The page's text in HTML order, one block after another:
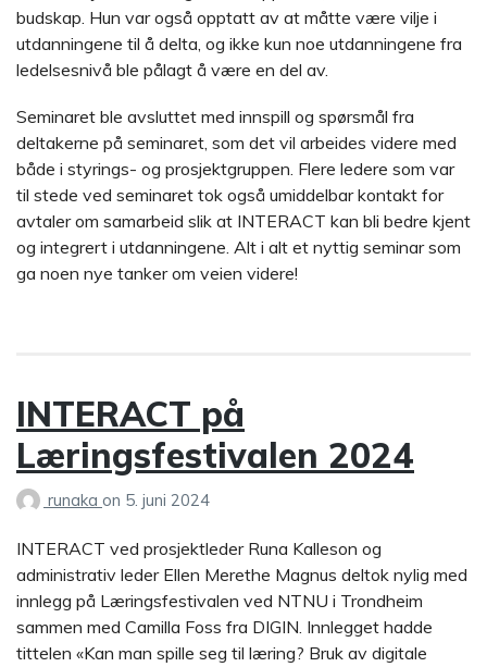
budskap. Hun var også opptatt av at måtte være vilje i
utdanningene til å delta, og ikke kun noe utdanningene fra
ledelsesnivå ble pålagt å være en del av.
Seminaret ble avsluttet med innspill og spørsmål fra
deltakerne på seminaret, som det vil arbeides videre med
både i styrings- og prosjektgruppen. Flere ledere som var
til stede ved seminaret tok også umiddelbar kontakt for
avtaler om samarbeid slik at INTERACT kan bli bedre kjent
og integrert i utdanningene. Alt i alt et nyttig seminar som
ga noen nye tanker om veien videre!
INTERACT på
Læringsfestivalen 2024
runaka on 5. juni 2024
INTERACT ved prosjektleder Runa Kalleson og
administrativ leder Ellen Merethe Magnus deltok nylig med
innlegg på Læringsfestivalen ved NTNU i Trondheim
sammen med Camilla Foss fra DIGIN. Innlegget hadde
tittelen «Kan man spille seg til læring? Bruk av digitale